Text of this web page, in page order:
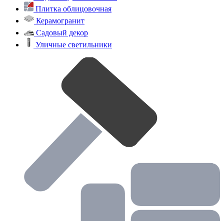
Плитка облицовочная
Керамогранит
Садовый декор
Уличные светильники